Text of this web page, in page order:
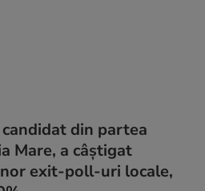
din partea
Mare, a câştigat
exit-poll-uri locale,